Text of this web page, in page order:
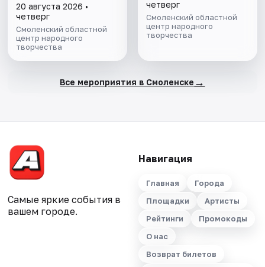
20 августа 2026 •
четверг
Смоленский областной
центр народного
творчества
четверг
Смоленский областной
центр народного
творчества
Все мероприятия в Смоленске →
Самые яркие события в
вашем городе.
Навигация
Главная
Города
Площадки
Артисты
Рейтинги
Промокоды
О нас
Возврат билетов